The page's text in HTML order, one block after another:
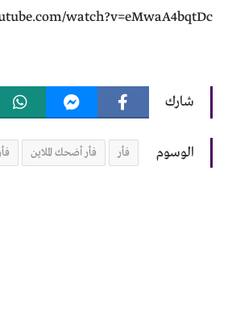
watch?v=eMwaA4bqtDc
شارك
الوسوم فأر فأر أضحك الملاين